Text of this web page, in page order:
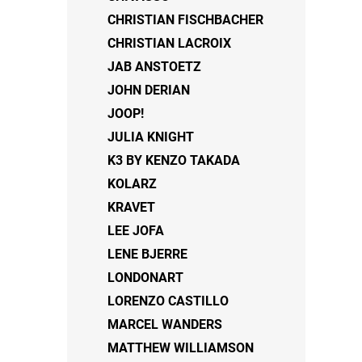
CHRISTIAN FISCHBACHER
CHRISTIAN LACROIX
JAB ANSTOETZ
JOHN DERIAN
JOOP!
JULIA KNIGHT
K3 BY KENZO TAKADA
KOLARZ
KRAVET
LEE JOFA
LENE BJERRE
LONDONART
LORENZO CASTILLO
MARCEL WANDERS
MATTHEW WILLIAMSON